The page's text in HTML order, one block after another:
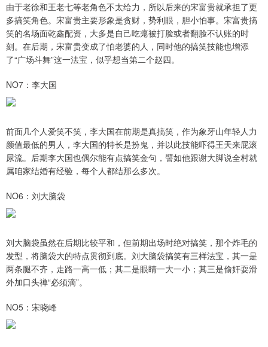
由于老徐和王老七等老角色不太给力，所以后来的宋富贵就承担了更
多搞笑角色。宋富贵主要形象是贪财，势利眼，胆小怕事。宋富贵搞
笑的名场面乾鑫配资，大多是自己吃瘪被打脸或者翻脸不认账的时
刻。在后期，宋富贵变成了怕老婆的人，同时他的搞笑技能也增添
了“广场斗舞”这一法宝，似乎想当第二个赵四。
NO7：李大国
前面几个人爱笑不笑，李大国在前期是真搞笑，作为象牙山年轻人力
颜值最低的男人，李大国的特长是扮鬼，并以此技能吓得王天来屁滚
尿流。后期李大国也偶尔能有点搞笑金句，譬如他跟谢大脚说全村就
属咱家结婚有经验，每个人都结那么多次。
NO6：刘大脑袋
刘大脑袋虽然在后期比较平和，但前期出场时绝对搞笑，那个炸毛的
发型，将脑袋大的特点贯彻到底。刘大脑袋搞笑有三样法宝，其一是
两条腿不齐，走路一高一低；其二是眼睛一大一小；其三是偷奸耍滑
外加口头禅“必须滴”。
NO5：宋晓峰